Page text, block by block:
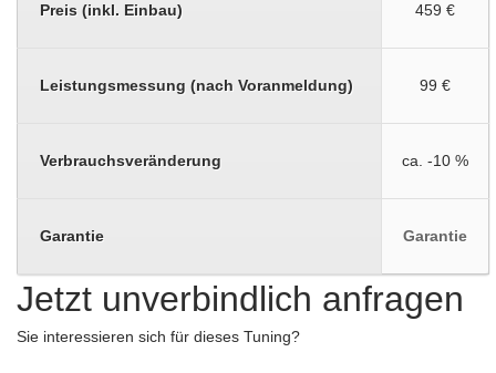
Preis (inkl. Einbau) 459 €
Leistungsmessung (nach Voranmeldung) 99 €
Verbrauchsveränderung ca. -10 %
Garantie Garantie
Jetzt unverbindlich anfragen
Sie interessieren sich für dieses Tuning?